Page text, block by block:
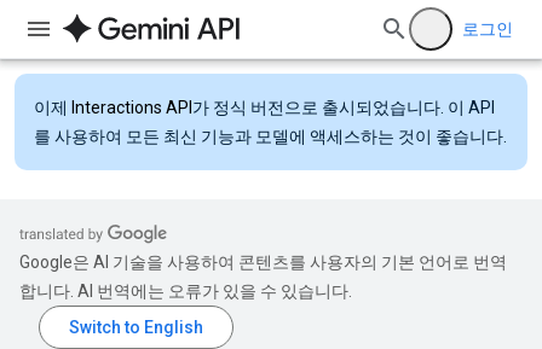
로그인
이제 Interactions API 가 정식 버전으로 출시되었습니다. 이 API
를 사용하여 모든 최신 기능과 모델에 액세스하는 것이 좋습니다.
Google은 AI 기술을 사용하여 콘텐츠를 사용자의 기본 언어로 번역
합니다. AI 번역에는 오류가 있을 수 있습니다.